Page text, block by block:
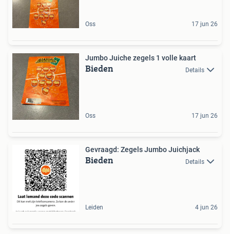
Oss 17 jun 26
Jumbo Juiche zegels 1 volle kaart
Bieden Details
Oss 17 jun 26
Gevraagd: Zegels Jumbo Juichjack
Bieden Details
Leiden 4 jun 26